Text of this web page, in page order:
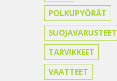
POLKUPYÖRÄT
SUOJAVARUSTEET
TARVIKKEET
VAATTEET